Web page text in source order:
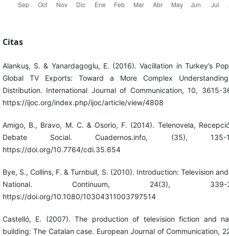
Citas
Alankuş, S. & Yanardagoglu, E. (2016). Vacillation in Turkey’s
Global TV Exports: Toward a More Complex
Distribution. International Journal of Communication, 10, 3615-
https://ijoc.org/index.php/ijoc/article/view/4808
Amigo, B., Bravo, M. C. & Osorio, F. (2014). Telenovela,
Debate Social. Cuadernos.info, (35), 135-
https://doi.org/10.7764/cdi.35.654
Bye, S., Collins, F. & Turnbull, S. (2010). Introduction: Television
National. Continuum, 24(3), 339-
https://doi.org/10.1080/10304311003797514
Castelló, E. (2007). The production of television fiction and
building: The Catalan case. European Journal of Communication,